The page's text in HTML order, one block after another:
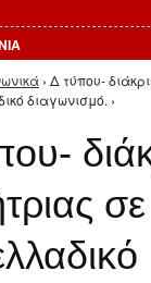
› Δ τύπου-
διαγωνισμό. ›
σε